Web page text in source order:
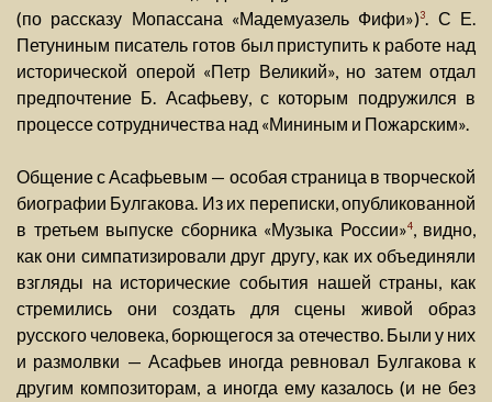
(по рассказу Мопассана «Мадемуазель Фифи»)3. С Е.
Петуниным писатель готов был приступить к работе над
исторической оперой «Петр Великий», но затем отдал
предпочтение Б. Асафьеву, с которым подружился в
процессе сотрудничества над «Мининым и Пожарским».
Общение с Асафьевым — особая страница в творческой
биографии Булгакова. Из их переписки, опубликованной
в третьем выпуске сборника «Музыка России»4, видно,
как они симпатизировали друг другу, как их объединяли
взгляды на исторические события нашей страны, как
стремились они создать для сцены живой образ
русского человека, борющегося за отечество. Были у них
и размолвки — Асафьев иногда ревновал Булгакова к
другим композиторам, а иногда ему казалось (и не без